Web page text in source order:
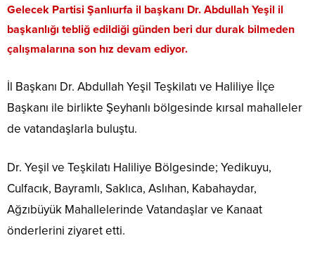
Gelecek Partisi Şanlıurfa il başkanı Dr. Abdullah Yeşil il
başkanlığı tebliğ edildiği günden beri dur durak bilmeden
çalışmalarına son hız devam ediyor.
İl Başkanı Dr. Abdullah Yeşil Teşkilatı ve Haliliye İlçe
Başkanı ile birlikte Şeyhanlı bölgesinde kırsal mahalleler
de vatandaşlarla buluştu.
Dr. Yeşil ve Teşkilatı Haliliye Bölgesinde; Yedikuyu,
Culfacık, Bayramlı, Saklıca, Aslıhan, Kabahaydar,
Ağzıbüyük Mahallelerinde Vatandaşlar ve Kanaat
önderlerini ziyaret etti.